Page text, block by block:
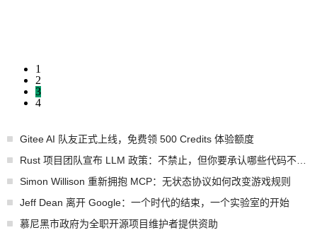
1
2
3
4
Gitee AI 队友正式上线，免费领 500 Credits 体验额度
Simon Willison 重新拥抱 MCP：无状态协议如何改变游戏规则
Jeff Dean 离开 Google：一个时代的结束，一个实验室的开始
慕尼黑市政府为全职开源项目维护者提供资助